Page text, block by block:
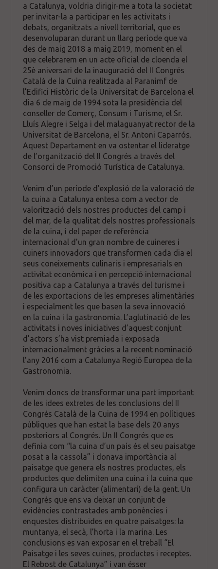
a Catalunya, voldria dirigir-me a tota la societat
per invitar-la a participar en les activitats i
debats, organitzats a nivell territorial, que es
desenvoluparan durant un llarg període que va
des de maig 2018 a maig 2019, moment en el
que celebrarem en un acte oficial de cloenda el
25è aniversari de la inauguració del II Congrés
Català de la Cuina realitzada al Paranimf de
l’Edifici Històric de la Universitat de Barcelona el
dia 6 de maig de 1994 sota la presidència del
conseller de Comerç, Consum i Turisme, el Sr.
Lluís Alegre i Selga i del malaguanyat rector de la
Universitat de Barcelona, el Sr. Antoni Caparrós.
Aquest Departament en va ostentar el lideratge
de l’organització del II Congrés a través del
Consorci de Promoció Turística de Catalunya.
Venim d’un període d’explosió de la valoració de
la cuina a Catalunya entesa com a vector de
valorització dels nostres productes del camp i
del mar, de la qualitat dels nostres professionals
de la cuina, i del paper de referència
internacional d’un gran nombre de cuineres i
cuiners innovadors que transformen cada dia el
seus coneixements culinaris i empresarials en
activitat econòmica i en percepció internacional
positiva cap a Catalunya a través del turisme i
de les exportacions de les empreses alimentàries
i especialment les que basen la seva innovació
en la cuina i la gastronomia. L’aglutinació de les
activitats i noves iniciatives d’aquest conjunt
d’actors s’ha vist premiada i exposada
internacionalment gràcies a la recent nominació
l’any 2016 com a Catalunya Regió Europea de la
Gastronomia.
Venim doncs de transformar una part important
de les idees extretes de les conclusions del II
Congrés Català de la Cuina de 1994 en polítiques
públiques que han estat la base dels 20 anys
posteriors al Congrés. Un II Congrés que es
definia com “la cuina d’un país és el seu paisatge
posat a la cassola” i donava importància al
paisatge que genera els nostres productes, els
productes que delimiten una cuina i la cuina que
configura un caràcter (alimentari) de la gent. Un
Congrés que ens va deixar un conjunt de
evidències contrastades amb ponències i
enquestes distribuïdes en quatre paisatges: la
muntanya, el secà, l’horta i la marina. Les
conclusions es van exposar en el treball “El
Paisatge i les seves cuines, productes i receptes.
El Rebost de Catalunya” i van ésser